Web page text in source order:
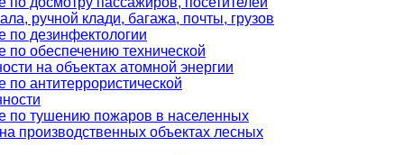
ручной клади, багажа, почты, грузов
по дезинфектологии
по обеспечению технической
на объектах атомной энергии
по антитеррористической
по тушению пожаров в населенных
производственных объектах лесных